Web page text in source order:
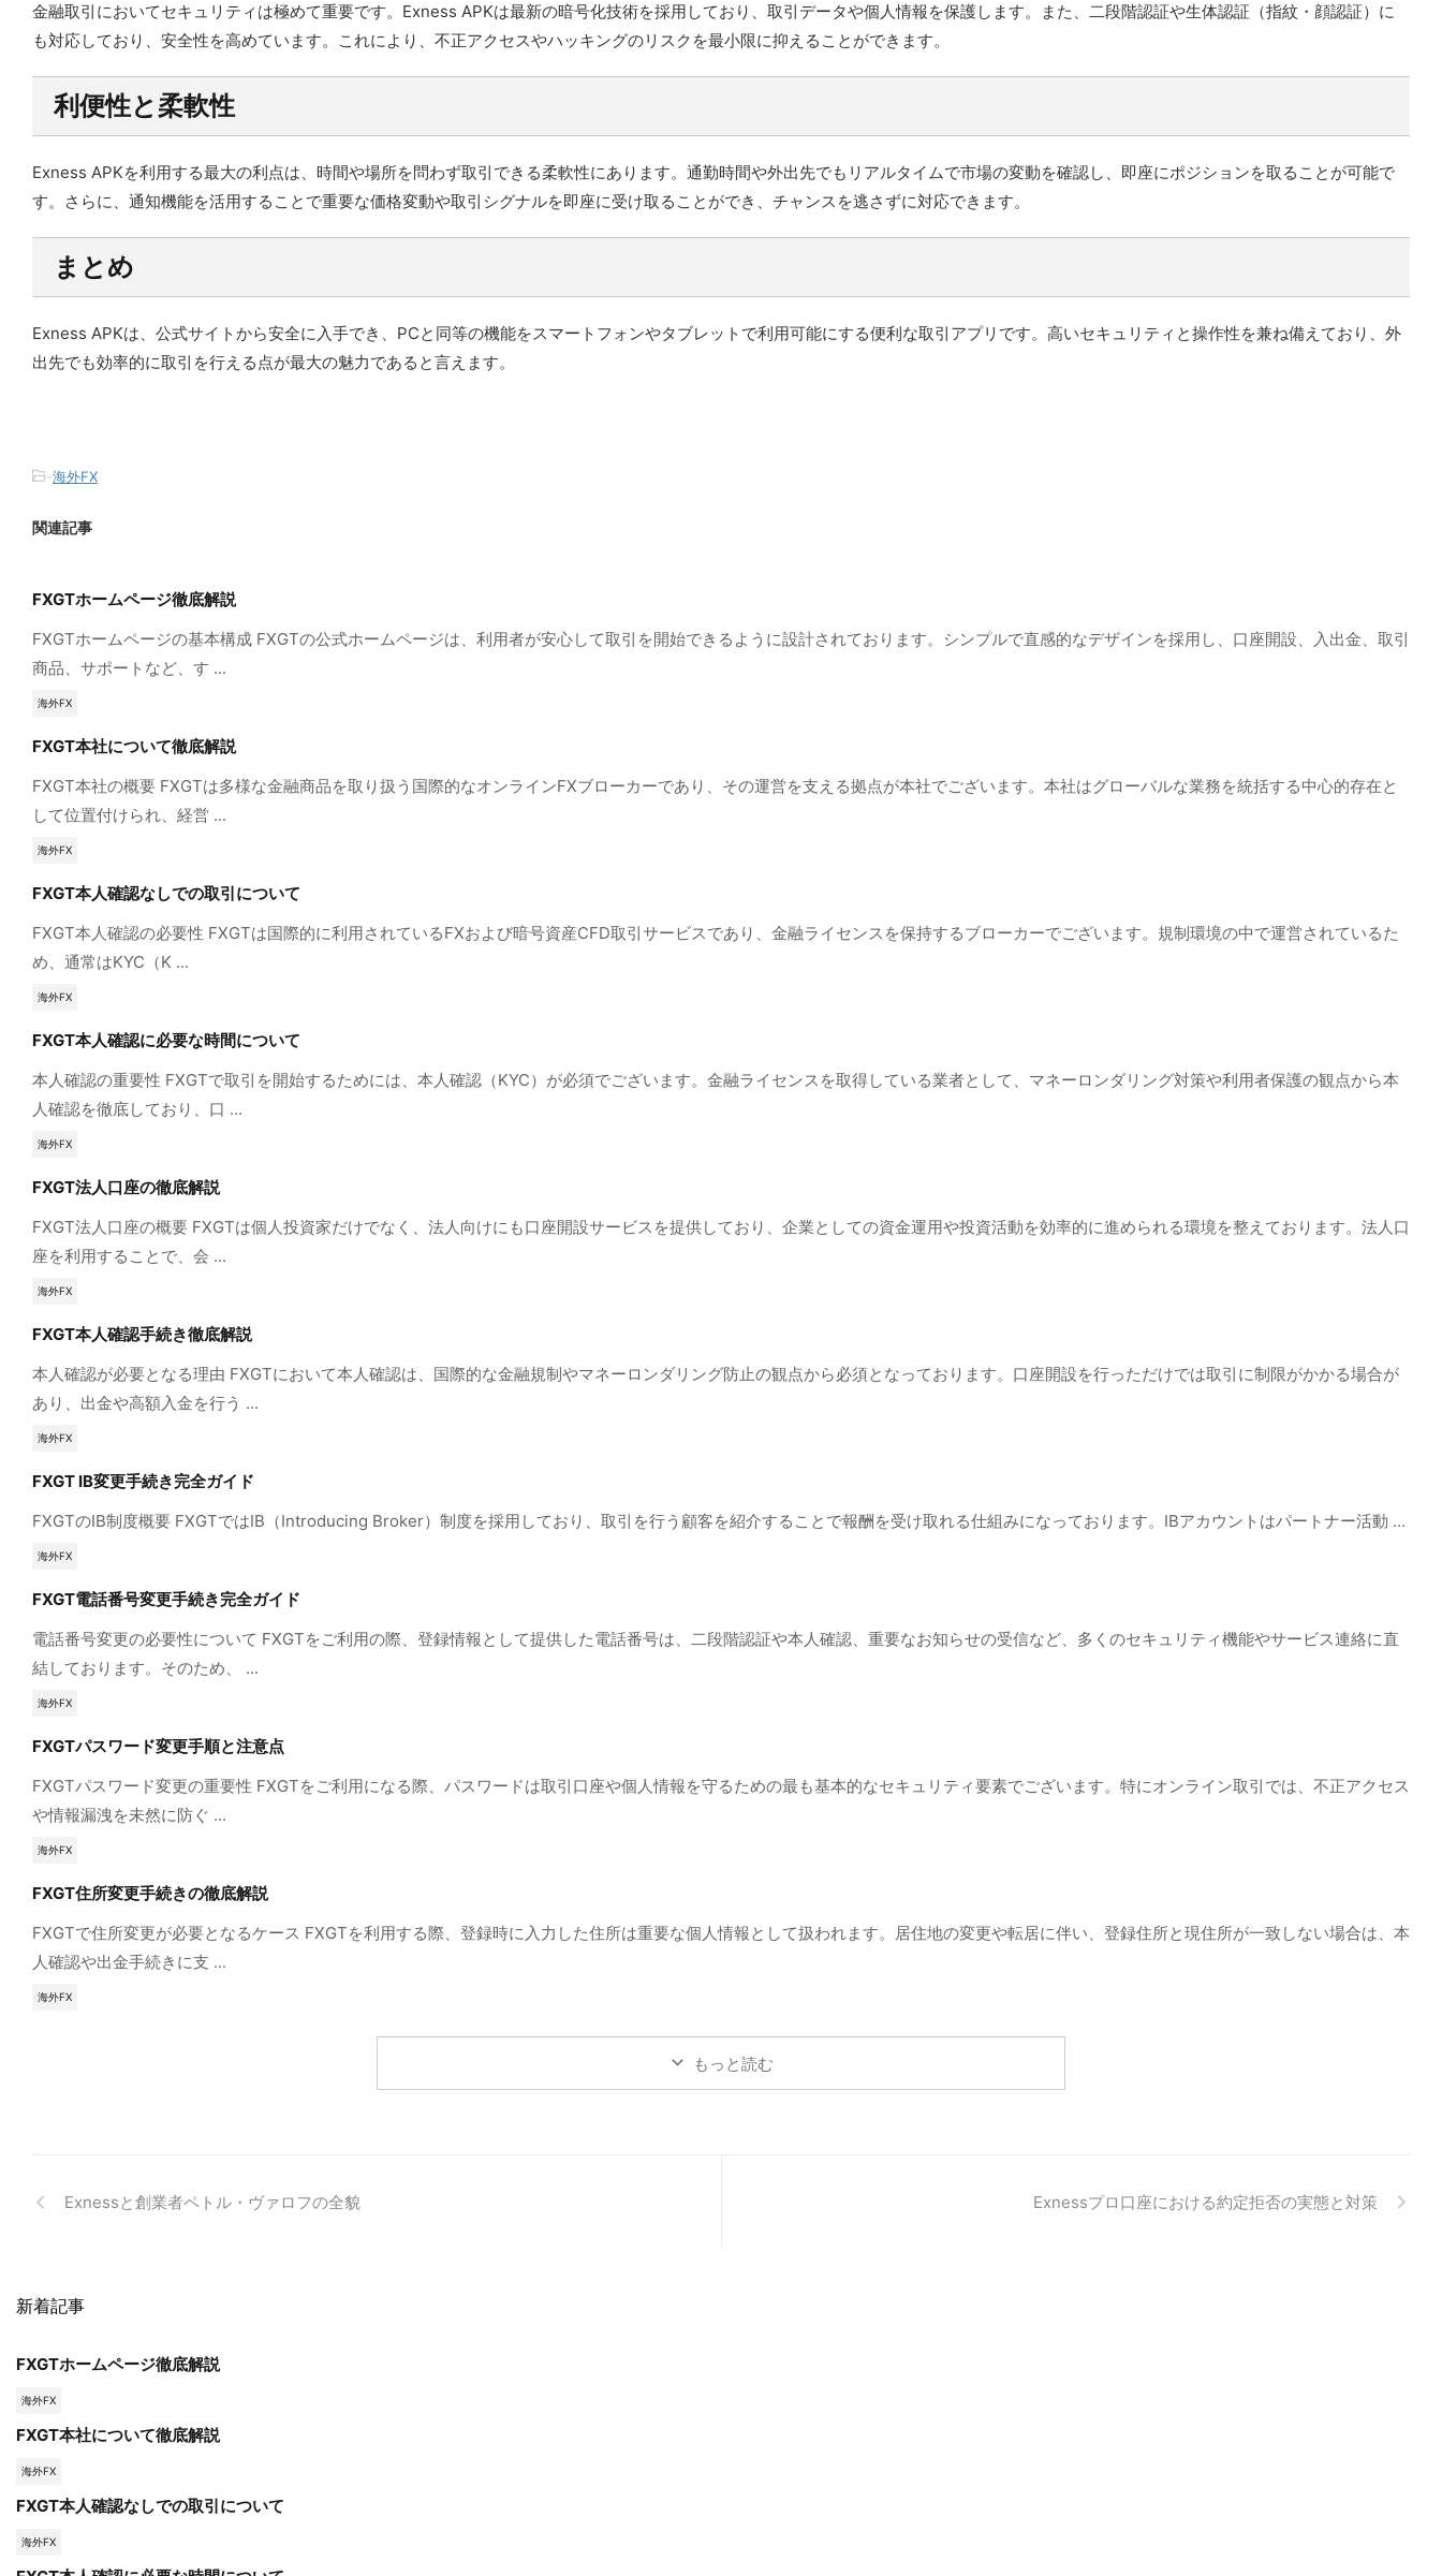
金融取引においてセキュリティは極めて重要です。Exness APKは最新の暗号化技術を採用しており、取引データや個人情報を保護します。また、二段階認証や生体認証（指紋・顔認証）に
も対応しており、安全性を高めています。これにより、不正アクセスやハッキングのリスクを最小限に抑えることができます。
利便性と柔軟性
Exness APKを利用する最大の利点は、時間や場所を問わず取引できる柔軟性にあります。通勤時間や外出先でもリアルタイムで市場の変動を確認し、即座にポジションを取ることが可能で
す。さらに、通知機能を活用することで重要な価格変動や取引シグナルを即座に受け取ることができ、チャンスを逃さずに対応できます。
まとめ
Exness APKは、公式サイトから安全に入手でき、PCと同等の機能をスマートフォンやタブレットで利用可能にする便利な取引アプリです。高いセキュリティと操作性を兼ね備えており、外
出先でも効率的に取引を行える点が最大の魅力であると言えます。
-海外FX
関連記事
FXGTホームページ徹底解説
FXGTホームページの基本構成 FXGTの公式ホームページは、利用者が安心して取引を開始できるように設計されております。シンプルで直感的なデザインを採用し、口座開設、入出金、取引
商品、サポートなど、す ...
海外FX
FXGT本社について徹底解説
FXGT本社の概要 FXGTは多様な金融商品を取り扱う国際的なオンラインFXブローカーであり、その運営を支える拠点が本社でございます。本社はグローバルな業務を統括する中心的存在と
して位置付けられ、経営 ...
海外FX
FXGT本人確認なしでの取引について
FXGT本人確認の必要性 FXGTは国際的に利用されているFXおよび暗号資産CFD取引サービスであり、金融ライセンスを保持するブローカーでございます。規制環境の中で運営されているた
め、通常はKYC（K ...
海外FX
FXGT本人確認に必要な時間について
本人確認の重要性 FXGTで取引を開始するためには、本人確認（KYC）が必須でございます。金融ライセンスを取得している業者として、マネーロンダリング対策や利用者保護の観点から本
人確認を徹底しており、口 ...
海外FX
FXGT法人口座の徹底解説
FXGT法人口座の概要 FXGTは個人投資家だけでなく、法人向けにも口座開設サービスを提供しており、企業としての資金運用や投資活動を効率的に進められる環境を整えております。法人口
座を利用することで、会 ...
海外FX
FXGT本人確認手続き徹底解説
本人確認が必要となる理由 FXGTにおいて本人確認は、国際的な金融規制やマネーロンダリング防止の観点から必須となっております。口座開設を行っただけでは取引に制限がかかる場合が
あり、出金や高額入金を行う ...
海外FX
FXGT IB変更手続き完全ガイド
FXGTのIB制度概要 FXGTではIB（Introducing Broker）制度を採用しており、取引を行う顧客を紹介することで報酬を受け取れる仕組みになっております。IBアカウントはパートナー活動 ...
海外FX
FXGT電話番号変更手続き完全ガイド
電話番号変更の必要性について FXGTをご利用の際、登録情報として提供した電話番号は、二段階認証や本人確認、重要なお知らせの受信など、多くのセキュリティ機能やサービス連絡に直
結しております。そのため、 ...
海外FX
FXGTパスワード変更手順と注意点
FXGTパスワード変更の重要性 FXGTをご利用になる際、パスワードは取引口座や個人情報を守るための最も基本的なセキュリティ要素でございます。特にオンライン取引では、不正アクセス
や情報漏洩を未然に防ぐ ...
海外FX
FXGT住所変更手続きの徹底解説
FXGTで住所変更が必要となるケース FXGTを利用する際、登録時に入力した住所は重要な個人情報として扱われます。居住地の変更や転居に伴い、登録住所と現住所が一致しない場合は、本
人確認や出金手続きに支 ...
海外FX
もっと読む
Exnessと創業者ペトル・ヴァロフの全貌 Exnessプロ口座における約定拒否の実態と対策
新着記事
FXGTホームページ徹底解説
海外FX
FXGT本社について徹底解説
海外FX
FXGT本人確認なしでの取引について
海外FX